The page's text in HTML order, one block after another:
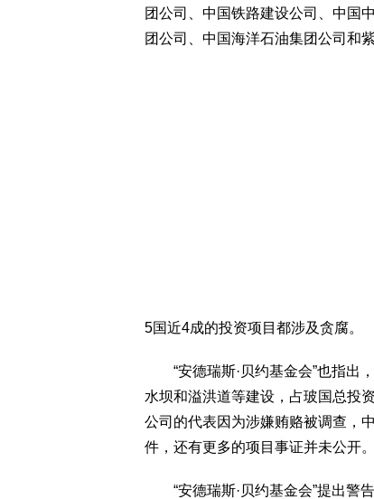
团公司、中国铁路建设公司、中国
团公司、中国海洋石油集团公司和
5国近4成的投资项目都涉及贪腐。
“安德瑞斯·贝约基金会”也指出，
水坝和溢洪道等建设，占玻国总投
公司的代表因为涉嫌贿赂被调查，
件，还有更多的项目事证并未公开。
“安德瑞斯·贝约基金会”提出警